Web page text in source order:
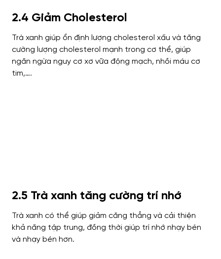
2.4 Giảm Cholesterol
Trà xanh giúp ổn định lượng cholesterol xấu và tăng
cường lượng cholesterol mạnh trong cơ thể, giúp
ngăn ngừa nguy cơ xơ vữa động mạch, nhồi máu cơ
tim,….
2.5 Trà xanh tăng cường trí nhớ
Trà xanh có thể giúp giảm căng thẳng và cải thiện
khả năng tập trung, đồng thời giúp trí nhớ nhạy bén
và nhạy bén hơn.